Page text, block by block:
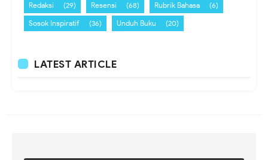
Redaksi
(29) Resensi (68) Rubrik Bahasa
(6)
Sosok Inspiratif
(36) Unduh Buku (20)
LATEST ARTICLE